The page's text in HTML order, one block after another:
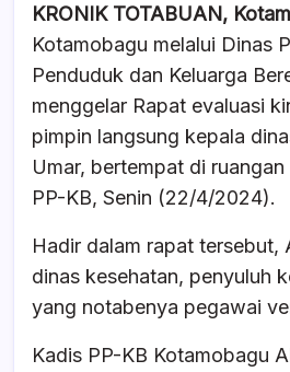
c
e
b
o
o
k
at
s
A
p
p
e
a
d
s
ar
e
KRONIK TOTABUAN,
Kotamobagu melalui Dinas
Penduduk dan Keluarga
menggelar Rapat evaluasi
pimpin langsung kepala
Umar, bertempat di
PP-KB, Senin (22/4/2024).
Hadir dalam rapat tersebut,
dinas kesehatan, penyuluh
yang notabenya pegawai
Kadis PP-KB Kotamobagu